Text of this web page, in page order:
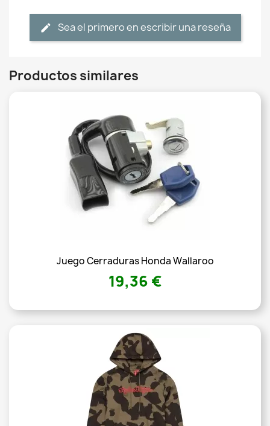
Sea el primero en escribir una reseña
Productos similares
Juego Cerraduras Honda Wallaroo
19,36 €